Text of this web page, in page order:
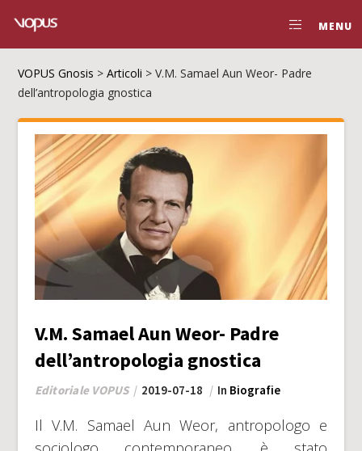
MENU
VOPUS Gnosis >Articoli >V.M. Samael Aun Weor- Padre
dell’antropologia gnostica
V.M. Samael Aun Weor- Padre
dell’antropologia gnostica
Editoriale VOPUS 2019-07-18 In Biografie
Il V.M. Samael Aun Weor, antropologo e